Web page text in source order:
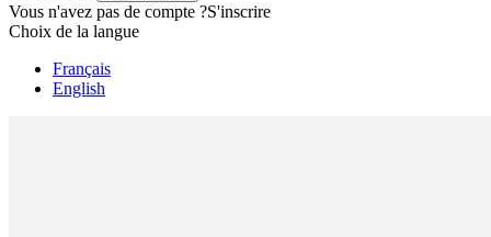
Vous n'avez pas de compte ?S'inscrire
Choix de la langue
Français
English